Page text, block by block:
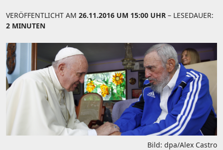
VERÖFFENTLICHT AM 26.11.2016 UM 15:00 UHR – LESEDAUER:
2 MINUTEN
Bild: dpa/Alex Castro